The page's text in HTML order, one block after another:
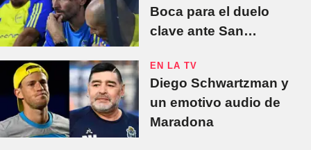
Boca para el duelo
clave ante San
EN LA TV
Diego Schwartzman y
un emotivo audio de
Maradona